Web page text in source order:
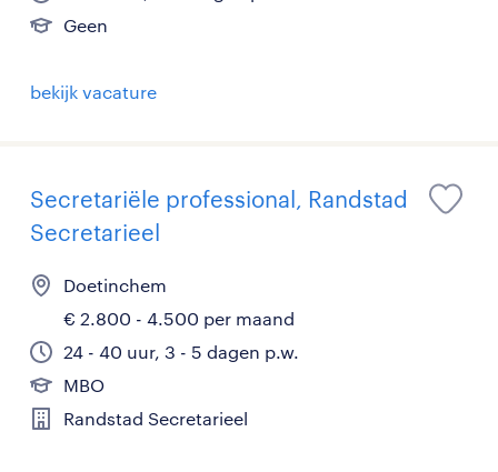
Geen
bekijk vacature
Secretariële professional, Randstad
Secretarieel
Doetinchem
€ 2.800 - 4.500 per maand
24 - 40 uur, 3 - 5 dagen p.w.
MBO
Randstad Secretarieel